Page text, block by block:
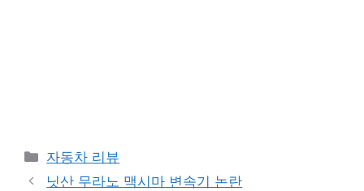
Categories
자동차 리뷰
닛산 무라노 맥시마 변속기 논란